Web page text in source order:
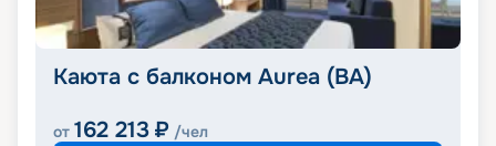
Каюта с балконом Aurea (BA)
от 162 213 ₽ /чел